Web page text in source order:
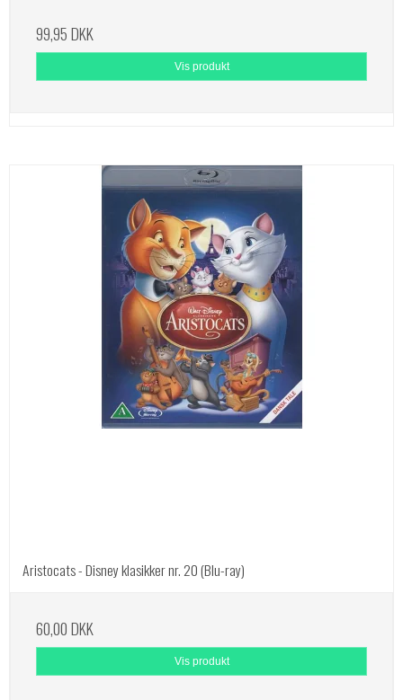
99,95 DKK
Vis produkt
Aristocats - Disney klasikker nr. 20 (Blu-ray)
60,00 DKK
Vis produkt